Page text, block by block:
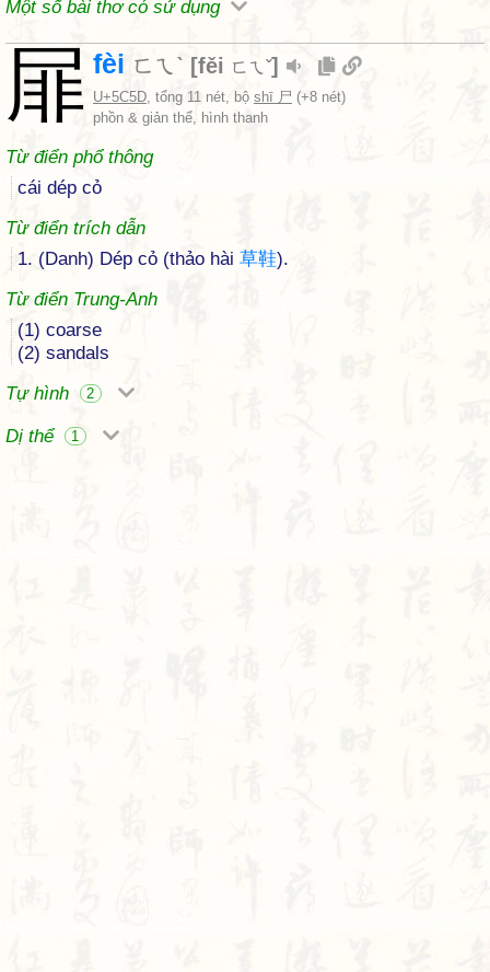
Một số bài thơ có sử dụng
屝 fèi ㄈㄟˋ [fěi ㄈㄟˇ]
U+5C5D, tổng 11 nét, bộ shī 尸 (+8 nét)
phồn & giản thể, hình thanh
Từ điển phổ thông
cái dép cỏ
Từ điển trích dẫn
1. (Danh) Dép cỏ (thảo hài 草鞋).
Từ điển Trung-Anh
(1) coarse
(2) sandals
Tự hình
2
Dị thể 1